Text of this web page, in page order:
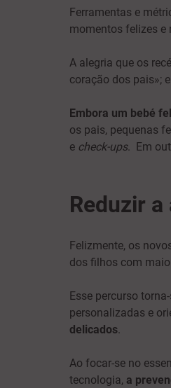
Ferramentas e
momentos felizes e
A alegria que os
coração dos pais»;
Embora um bebé
os pais, pequenas
e check-ups. Em
Reduzir
Felizmente, os
dos filhos com
Esse percurso
personalizadas e
delicados.
Ao focar-se no
tecnologia, a